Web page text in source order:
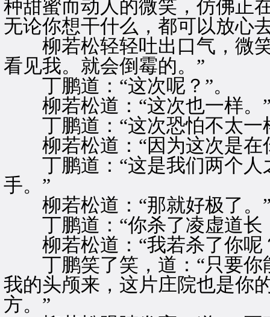
种甜蜜而动人的微笑，仿佛
无论你想干什么，都可以放心
柳若松轻轻吐出口气，微笑
看见我。就会倒霉的。”
丁鹏道：“这次呢？”。
柳若松道：“这次也一样。
丁鹏道：“这次恐怕不太一
柳若松道：“因为这次是在
丁鹏道：“这是我们两个人
手。”
柳若松道：“那就好极了。
丁鹏道：“你杀了凌虚道长
柳若松道：“我若杀了你呢
丁鹏笑了笑，道：“只要你
我的头颅来，这片庄院也是你
方。”